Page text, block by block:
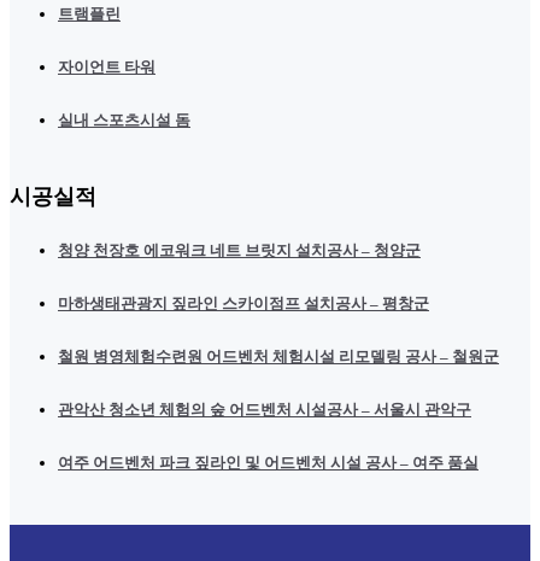
트램플린
자이언트 타워
실내 스포츠시설 돔
시공실적
청양 천장호 에코워크 네트 브릿지 설치공사 – 청양군
마하생태관광지 짚라인 스카이점프 설치공사 – 평창군
철원 병영체험수련원 어드벤처 체험시설 리모델링 공사 – 철원군
관악산 청소년 체험의 숲 어드벤처 시설공사 – 서울시 관악구
여주 어드벤처 파크 짚라인 및 어드벤처 시설 공사 – 여주 품실